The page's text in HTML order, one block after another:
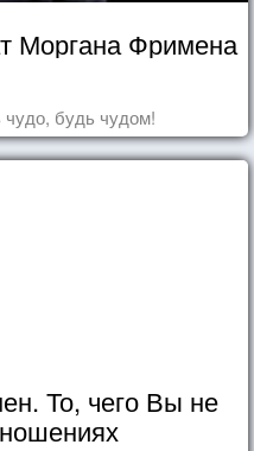
Моргана Фримена
будь чудом!
То, чего Вы не